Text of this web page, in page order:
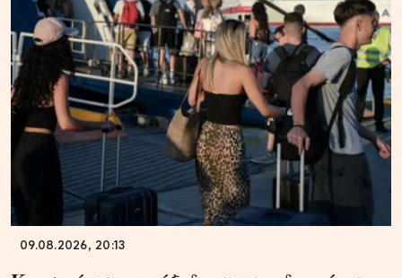
09.08.2026, 20:13